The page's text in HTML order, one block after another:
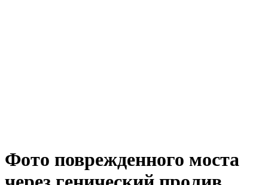
Фото поврежденного моста